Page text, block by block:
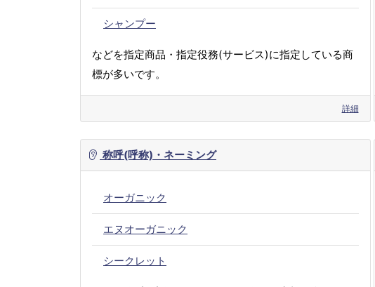
シャンプー
などを指定商品・指定役務(サービス)に指定している商
標が多いです。
詳細
称呼(呼称)・ネーミング
オーガニック
エヌオーガニック
シークレット